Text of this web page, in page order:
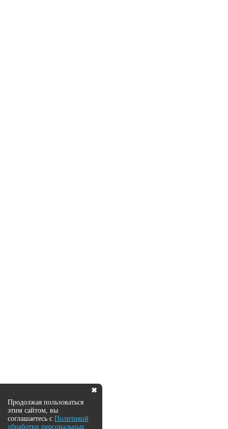
✖
Продолжая пользоваться
этим сайтом, вы
соглашаетесь с Политикой
обработки персональных